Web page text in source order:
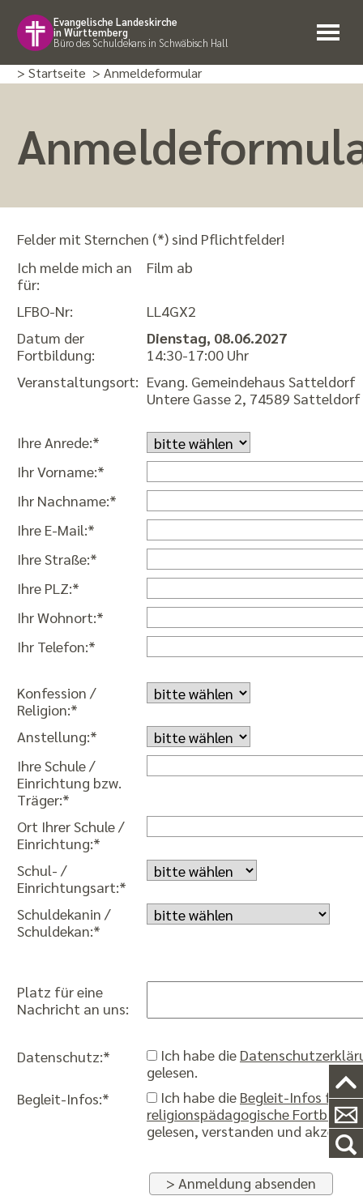
Evangelische Landeskirche
in Württemberg
Büro des Schuldekans in Schwäbisch Hall
> Startseite > Anmeldeformular
Felder mit Sternchen (*) sind Pflichtfelder!
Ich melde mich an
für:
Film ab
LFBO-Nr:
LL4GX2
Datum der
Fortbildung:
Dienstag, 08.06.2027
14:30-17:00 Uhr
Veranstaltungsort: Evang. Gemeindehaus Satteldorf
Untere Gasse 2, 74589 Satteldorf
Ihre Anrede:*
Ihr Vorname:*
Ihr Nachname:*
Ihre E-Mail:*
Ihre Straße:*
Ihre PLZ:*
Ihr Wohnort:*
Ihr Telefon:*
Konfession /
Religion:*
Anstellung:*
Ihre Schule /
Einrichtung bzw.
Träger:*
Ort Ihrer Schule /
Einrichtung:*
Schul- /
Einrichtungsart:*
Schuldekanin /
Schuldekan:*
Platz für eine
Nachricht an uns:
Datenschutz:* Ich habe die
gelesen.
Begleit-Infos:*
Ich habe die Begleit-Infos für
religionspädagogische
gelesen, verstanden und
> Anmeldung absenden